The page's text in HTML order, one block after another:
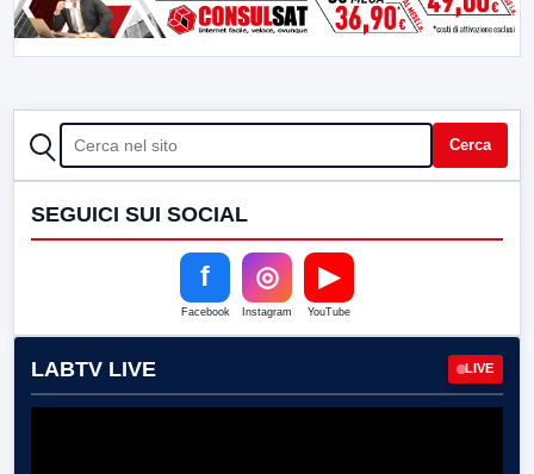
CERCA Cerca
SEGUICI SUI SOCIAL
f
Facebook
◎
Instagram
▶
YouTube
LABTV LIVE LIVE